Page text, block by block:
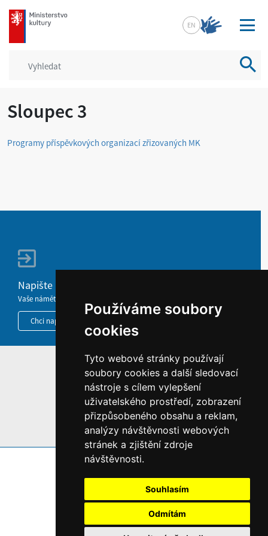
Používáme soubory
cookies
Tyto webové stránky používají
soubory cookies a další sledovací
nástroje s cílem vylepšení
uživatelského prostředí, zobrazení
přizpůsobeného obsahu a reklam,
analýzy návštěvnosti webových
stránek a zjištění zdroje
návštěvnosti.
Souhlasím
Odmítám
mkcr.cz
EN
Sloupec 3
Programy příspěvkových organizací zřizovaných MK
Napište nám
Vaše náměty, komentáře, připomínky a dotazy nezůstanou bez odezvy.
Chci napsat MKČR
INFORMACE O WEBU